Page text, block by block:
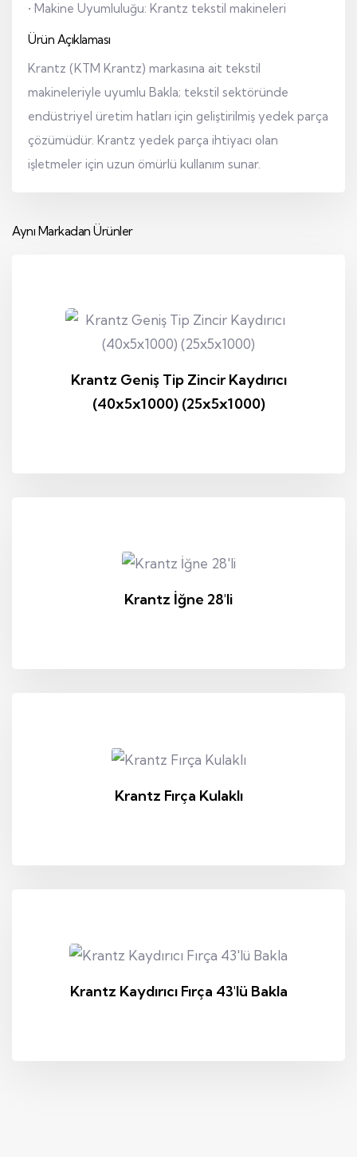
• Makine Uyumluluğu: Krantz tekstil makineleri
Ürün Açıklaması
Krantz (KTM Krantz) markasına ait tekstil
makineleriyle uyumlu Bakla; tekstil sektöründe
endüstriyel üretim hatları için geliştirilmiş yedek parça
çözümüdür. Krantz yedek parça ihtiyacı olan
işletmeler için uzun ömürlü kullanım sunar.
Aynı Markadan Ürünler
Krantz Geniş Tip Zincir Kaydırıcı
(40x5x1000) (25x5x1000)
Krantz İğne 28'li
Krantz Fırça Kulaklı
Krantz Kaydırıcı Fırça 43'lü Bakla